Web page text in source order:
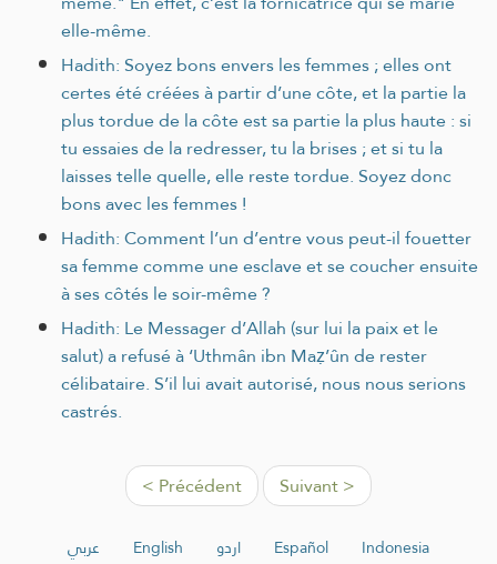
elle-même.
Hadith: Soyez bons envers les femmes ; elles ont
certes été créées à partir d’une côte, et la partie la
plus tordue de la côte est sa partie la plus haute : si
tu essaies de la redresser, tu la brises ; et si tu la
laisses telle quelle, elle reste tordue. Soyez donc
bons avec les femmes !
Hadith: Comment l’un d’entre vous peut-il fouetter
sa femme comme une esclave et se coucher ensuite
à ses côtés le soir-même ?
Hadith: Le Messager d’Allah (sur lui la paix et le
salut) a refusé à ‘Uthmân ibn Maẓ’ûn de rester
célibataire. S’il lui avait autorisé, nous nous serions
castrés.
< Précédent Suivant >
عربي English اردو Español
Indonesia